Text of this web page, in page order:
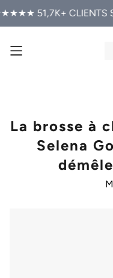
51,7K+ CLIENTS
La brosse à
Selena